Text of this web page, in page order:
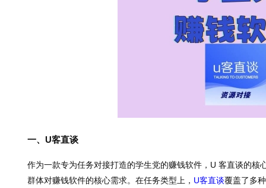
一、U客直谈
作为一款专为任务对接打造的学生党的赚钱软件，U 客直谈的核
群体对赚钱软件的核心需求。在任务类型上， U客直谈覆盖了多